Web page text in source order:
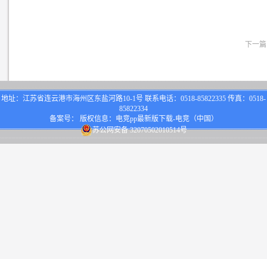
下一
地址：江苏省连云港市海州区东盐河路10-1号 联系电话：0518-85822335 传真：0518-
85822334
备案号： 版权信息：电竞pp最新版下载-电竞（中国）
苏公网安备 32070502010514号